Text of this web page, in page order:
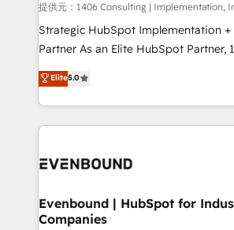
Group, a group of specialized and
companies that divide their offer
Competence Centers: Smart
The synergies generated by these
together with the combination of
to accompany companies on their
提供元：1406 Consulting | Implementation,
Strategic HubSpot Implementation +
Partner As an Elite HubSpot Partner, 1406 Consulting
helps mid-market revenue teams
they sell, market, and serve. We don't
HubSpot—we teach your team to
to help you keep winning. What We Do ⚙️ CRM
Data & Content 📈 Sales & Marketing
Agent Creation 🔄 Custom
Migration Why 1406 We become part of your team.
Elite5.0
Evenbound | HubSpot for
Companies